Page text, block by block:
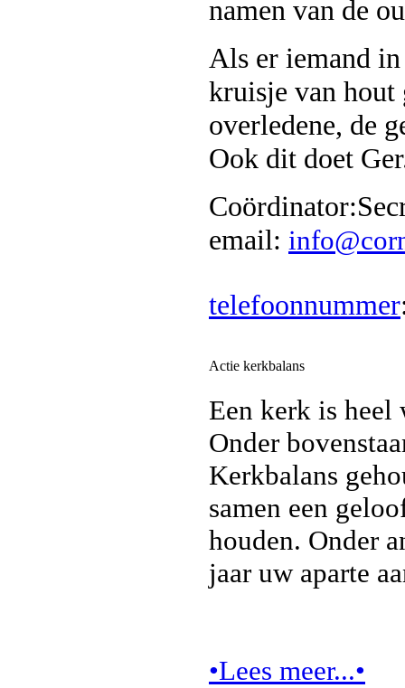
namen van de
Als er iemand
kruisje van hout
overledene, de
Ook dit doet
email:
telefoonnummer
Actie kerkbalans
Een kerk is heel
Onder
Kerkbalans
samen een
houden. Onder
jaar uw aparte
•Lees meer...•